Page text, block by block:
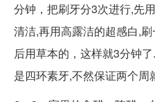
分钟，把刷牙分3次进行,先
清洁,再用高露洁的超感白,
后用草本的，这样就3分钟
是四环素牙,不然保证两个周